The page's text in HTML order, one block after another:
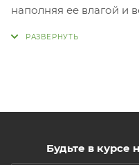
наполняя ее влагой и
Используйте масло
Renewing Cream EX.
Будьте в курсе